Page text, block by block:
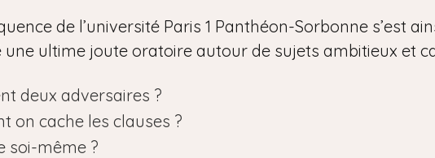
de l’université Paris 1 Panthéon-Sorbonne s’est
ultime joute oratoire autour de sujets ambitieux et
deux adversaires ?
on cache les clauses ?
soi-même ?